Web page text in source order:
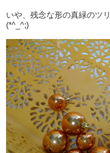
いや、残念な形の真緑のツ
(*^_^;)